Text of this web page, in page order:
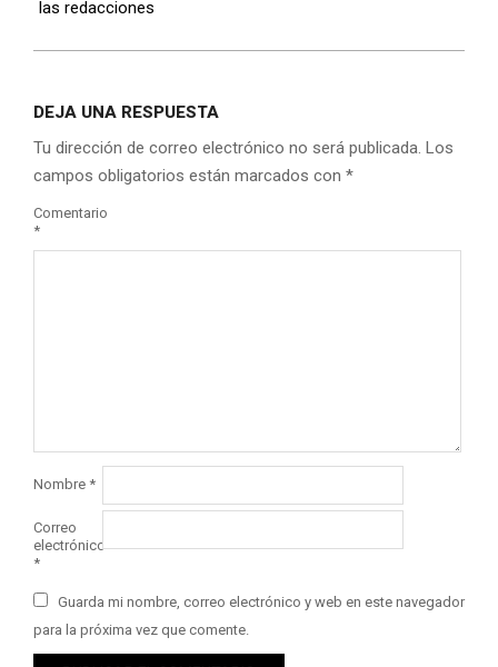
las redacciones
DEJA UNA RESPUESTA
Tu dirección de correo electrónico no será publicada. Los
campos obligatorios están marcados con *
Comentario
*
Nombre *
Correo
electrónico
*
Guarda mi nombre, correo electrónico y web en este navegador
para la próxima vez que comente.